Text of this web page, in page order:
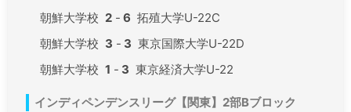
朝鮮大学校 2 - 6 拓殖大学U-22C
朝鮮大学校 3 - 3 東京国際大学U-22D
朝鮮大学校 1 - 3 東京経済大学U-22
インディペンデンスリーグ【関東】2部Bブロック